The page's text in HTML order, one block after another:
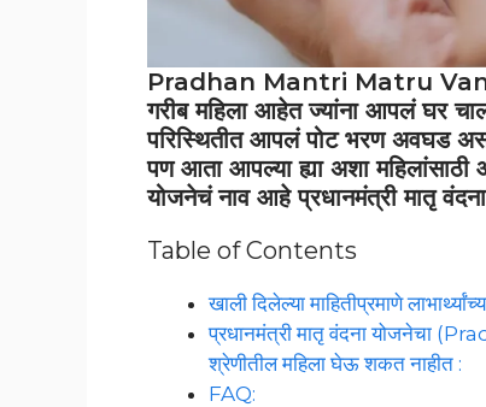
Pradhan Mantri Matru
गरीब महिला आहेत ज्यांना आपलं घर
परिस्थितीत आपलं पोट भरण अवघड
पण आता आपल्या ह्या अशा
योजनेचं नाव आहे प्रधानमंत्री मातृ
Table of Contents
खाली दिलेल्या माहितीप्रमाणे
प्रधानमंत्री मातृ वंदना योजनेचा
श्रेणीतील महिला घेऊ शकत नाहीत :
FAQ: